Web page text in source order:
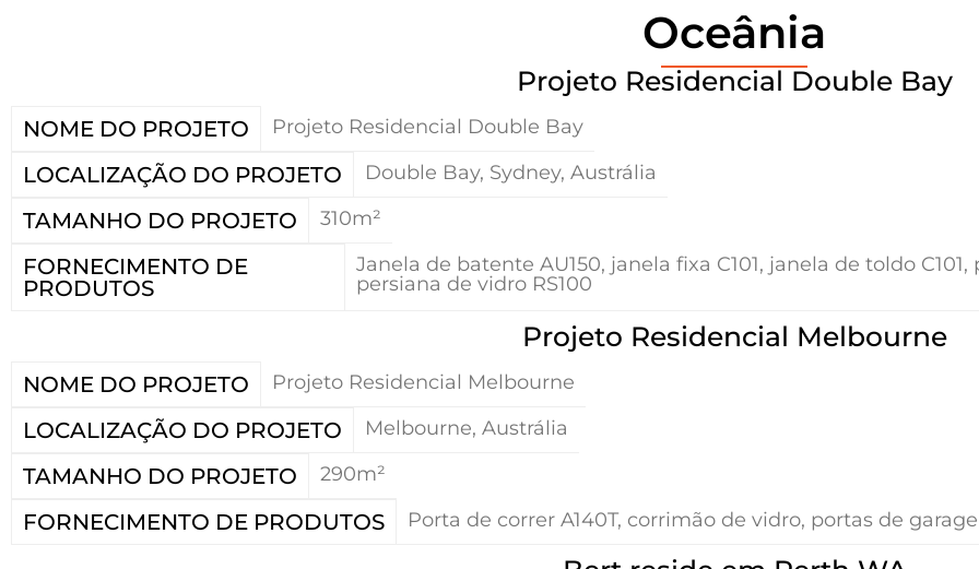
Oceânia
Projeto Residencial Double Bay
NOME DO PROJETO Projeto Residencial Double Bay
LOCALIZAÇÃO DO PROJETO Double Bay, Sydney, Austrália
TAMANHO DO PROJETO 310m²
FORNECIMENTO DE
PRODUTOS
Janela de batente AU150, janela fixa C101, janela de toldo
persiana de vidro RS100
Projeto Residencial Melbourne
NOME DO PROJETO Projeto Residencial Melbourne
LOCALIZAÇÃO DO PROJETO Melbourne, Austrália
TAMANHO DO PROJETO 290m²
FORNECIMENTO DE PRODUTOS Porta de correr A140T, corrimão de vidro, portas de